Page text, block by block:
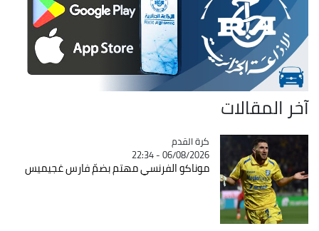
آخر المقالات
Catégorie
كرة القدم
06/08/2026 - 22:34
موناكو الفرنسي مهتم بضمّ فارس غجيميس